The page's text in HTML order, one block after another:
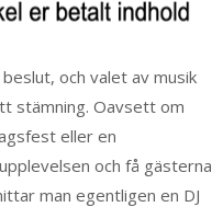
och valet av musik
stämning. Oavsett om
eller en
och få gästerna
man egentligen en DJ